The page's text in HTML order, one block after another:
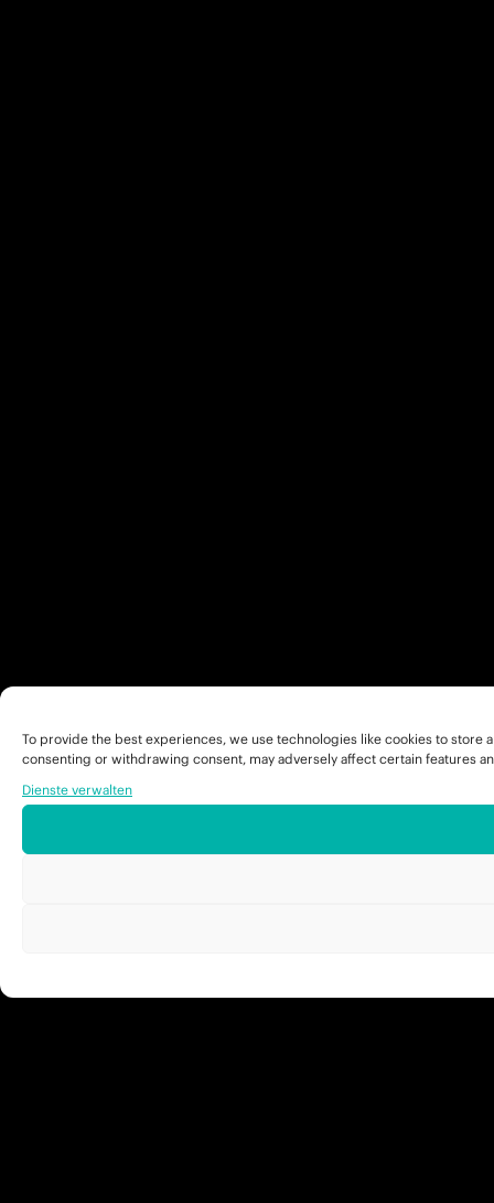
To provide the best experiences, we use technologies like cookies to
consenting or withdrawing consent, may adversely affect certain features
Dienste verwalten